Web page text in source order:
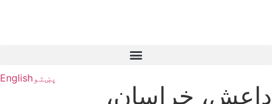
پښتوEnglish
داعش، خراسان،